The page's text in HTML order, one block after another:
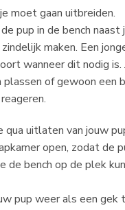
moet gaan uitbreiden.
pup in de bench
maken. Een
wanneer dit nodig
of gewoon een
uitlaten van jouw
open, zodat de
de bench op de plek
pup weer als een